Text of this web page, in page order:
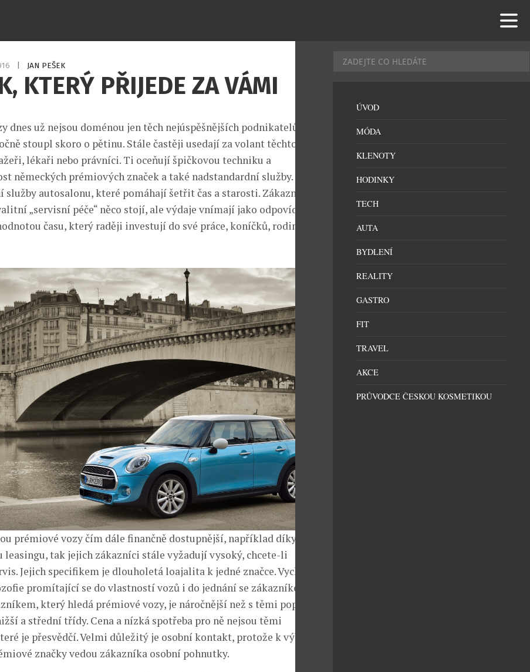
JAN PEŠEK
KTERÝ PŘIJEDE ZA VÁMI
dnes už nejsou doménou jen těch nejúspěšnějších podnikatelů, jejich
stoupl skoro o pětinu. Stále častěji usedají za volant těchto vozů i
lékaři nebo právníci. Ti oceňují špičkovou techniku a
německých prémiových značek a také nadstandardní služby. Jsou to
autosalonu, které pomáhají šetřit čas a starosti. Zákazníci
„servisní péče“ něco stojí, ale výdaje vnímají jako odpovídající v
času, který raději investují do své práce, koníčků, rodiny a
prémiové vozy čím dále finančně dostupnější, například díky
leasingu, tak jejich zákazníci stále vyžadují vysoký, chcete-li
Jejich specifikem je dlouholetá loajalita k jedné značce. Vychází při
promítající se do vlastností vozů i do jednání se zákazníkem.
který hledá prémiové vozy, je náročnější než s těmi poptávající
a střední třídy. Cena a nízká spotřeba pro ně nejsou těmi
je přesvědčí. Velmi důležitý je osobní kontakt, protože k výběru
značky vedou zákazníka osobní pohnutky.
ÚVOD
MÓDA
KLENOTY
HODINKY
TECH
AUTA
BYDLENÍ
REALITY
GASTRO
FIT
TRAVEL
AKCE
PRŮVODCE ČESKOU KOSMETIKOU